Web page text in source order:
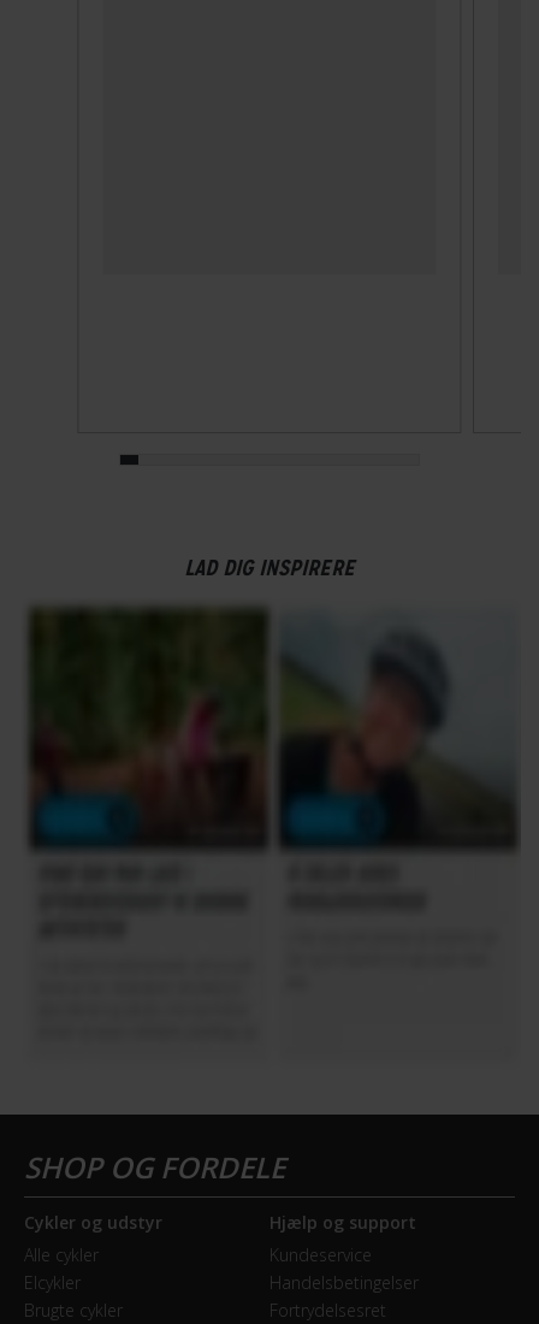
LAD DIG INSPIRERE
Cykler og udstyr
Alle cykler
Elcykler
Brugte cykler
Hjælp og support
Kundeservice
Handelsbetingelser
Fortrydelsesret